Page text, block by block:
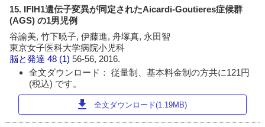
15. IFIH1遺伝子変異が同定されたAicardi-Goutieres症候群
(AGS) の1男児例
谷諭美, 竹下暁子, 伊藤進, 舟塚真, 永田智
東京女子医科大学病院小児科
脳と発達 48 (1)56-56, 2016.
全文ダウンロード： 従量制、基本料金制の方共に121円
(税込) です。
download 全文ダウンロード(1.19MB)